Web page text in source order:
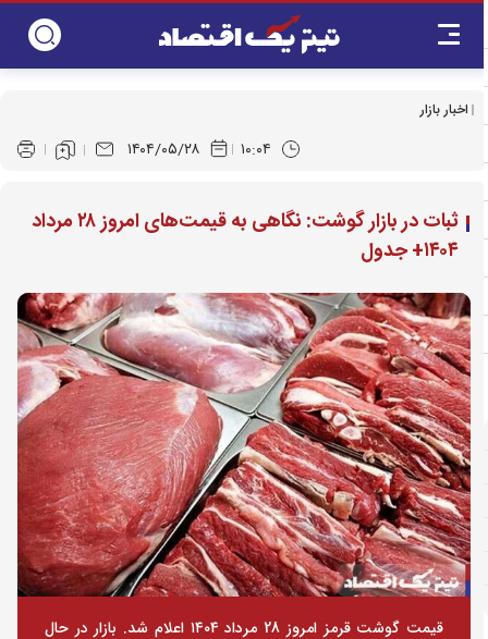
اخبار بازار
۱۴۰۴/۰۵/۲۸ ۱۰:۰۴
ثبات در بازار گوشت: نگاهی به قیمت‌های امروز ۲۸ مرداد
۱۴۰۴+ جدول
قیمت گوشت قرمز امروز 28 مرداد ۱۴۰۴ اعلام شد. بازار در حال